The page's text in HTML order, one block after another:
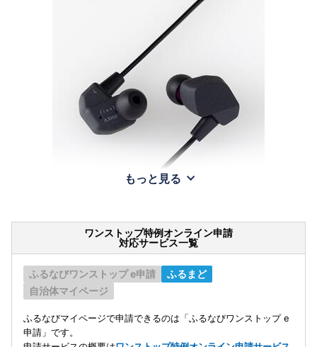
もっと見る
ワンストップ特例オンライン申請
対応サービス一覧
ふるなびワンストップ e申請
ふるまど
自治体マイページ
ふるなびマイページで申請できるのは「ふるなびワンストップ e
申請」です。